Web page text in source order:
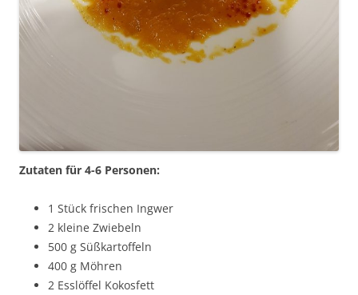
Zutaten für 4-6 Personen:
1 Stück frischen Ingwer
2 kleine Zwiebeln
500 g Süßkartoffeln
400 g Möhren
2 Esslöffel Kokosfett